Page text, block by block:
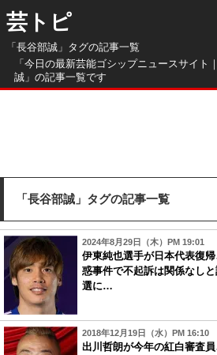
芸トピ
「長谷部誠」タグの記事一覧
「今日の最新芸能ゴシップニュースサイト
誠」の記事一覧です
「長谷部誠」タグの記事一覧
2024年8月29日（木）PM 19:01
伊東純也選手が日本代表復
惑事件で不起訴は関係なし
選に…
2018年12月19日（水）PM 16:10
出川哲朗が今年の紅白審査